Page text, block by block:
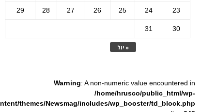
« יול
23
24
25
26
27
28
29
30
31
Warning: A non-numeric value encountered in
/home/hrusco/public_html/wp-
themes/Newsmag/includes/wp_booster/td_block.php